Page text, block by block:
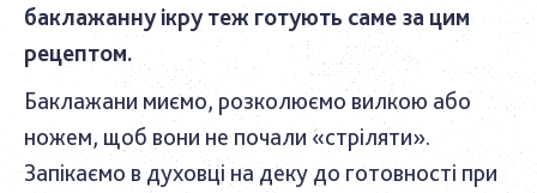
баклажанну ікру теж готують саме за цим
рецептом.
Баклажани миємо, розколюємо вилкою або
ножем, щоб вони не почали «стріляти».
Запікаємо в духовці на деку до готовності при